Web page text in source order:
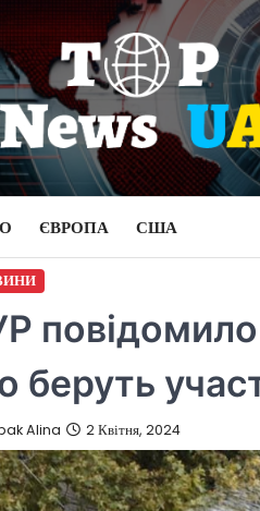
ЄВРОПА США
повідомило
беруть
Alina 2 Квітня, 2024